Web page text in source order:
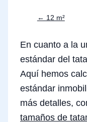
← 12 m²
En cuanto a la
estándar del
Aquí hemos
estándar
más detalles,
tamaños de